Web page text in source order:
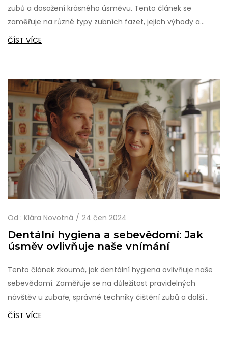
zubů a dosažení krásného úsměvu. Tento článek se
zaměřuje na různé typy zubních fazet, jejich výhody a
nevýhody, stejně jako na proces jejich aplikace a péči.
ČÍST VÍCE
Od : Klára Novotná 24 čen 2024
Dentální hygiena a sebevědomí: Jak
úsměv ovlivňuje naše vnímání
Tento článek zkoumá, jak dentální hygiena ovlivňuje naše
sebevědomí. Zaměřuje se na důležitost pravidelných
návštěv u zubaře, správné techniky čištění zubů a další
faktory, které přispívají k zdravému úsměvu. Článek také
ČÍST VÍCE